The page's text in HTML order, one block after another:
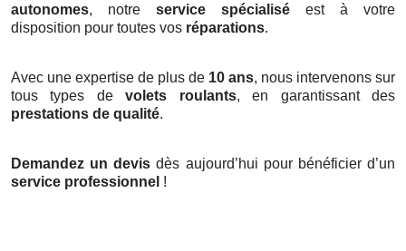
autonomes, notre service spécialisé est à votre
disposition pour toutes vos réparations.
Avec une expertise de plus de 10 ans, nous intervenons sur
tous types devolets roulants, en garantissant des
prestations de qualité.
Demandez un devis dès aujourd’hui pour bénéficier d’un
service professionnel !